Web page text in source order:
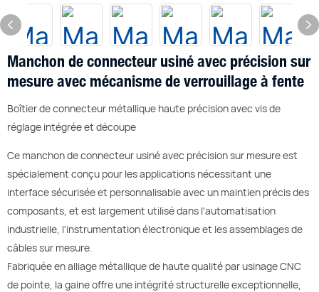
Manchon de connecteur usiné avec précision sur
mesure avec mécanisme de verrouillage à fente
Boîtier de connecteur métallique haute précision avec vis de
réglage intégrée et découpe
Ce manchon de connecteur usiné avec précision sur mesure est
spécialement conçu pour les applications nécessitant une
interface sécurisée et personnalisable avec un maintien précis des
composants, et est largement utilisé dans l'automatisation
industrielle, l'instrumentation électronique et les assemblages de
câbles sur mesure.
Fabriquée en alliage métallique de haute qualité par usinage CNC
de pointe, la gaine offre une intégrité structurelle exceptionnelle,